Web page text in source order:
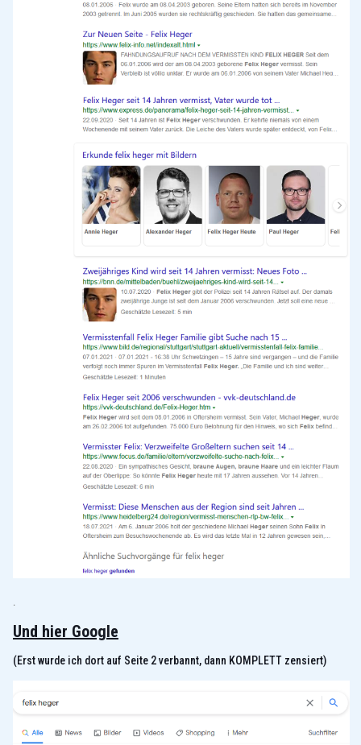
.
Und hier Google
(Erst wurde ich dort auf Seite 2 verbannt, dann KOMPLETT zensiert)